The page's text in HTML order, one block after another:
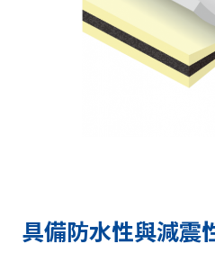
具備防水性與減震